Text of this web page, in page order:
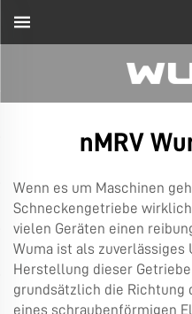
nMRV
Wenn es um Maschinen
Schneckengetriebe
vielen Geräten einen
Wuma ist als zuverlässiges
Herstellung dieser
grundsätzlich die Richtung
eines schraubenförmigen